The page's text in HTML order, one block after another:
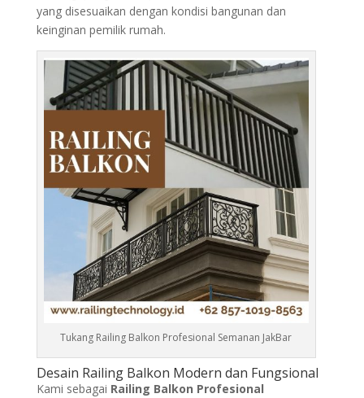
yang disesuaikan dengan kondisi bangunan dan
keinginan pemilik rumah.
Tukang Railing Balkon Profesional Semanan JakBar
Desain Railing Balkon Modern dan Fungsional
Kami sebagai Railing Balkon Profesional